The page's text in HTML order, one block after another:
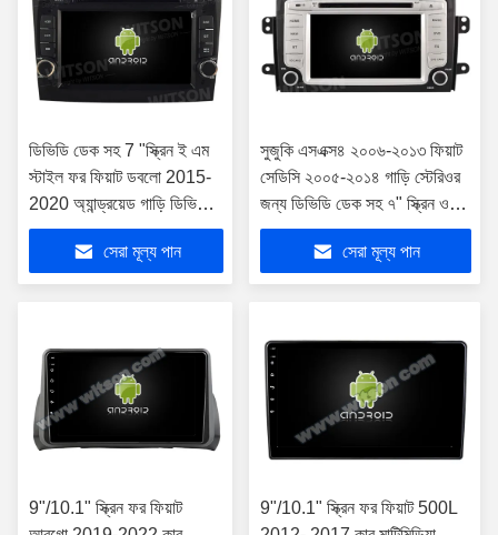
ডিভিডি ডেক সহ 7 "স্ক্রিন ই এম
স্টাইল ফর ফিয়াট ডবলো 2015-
2020 অ্যান্ড্রয়েড গাড়ি ডিভিডি
জিপিএস মাল্টিমিডিয়া স্টেরিও
সেরা মূল্য পান
সুজুকি এসএক্স৪ ২০০৬-২০১৩ ফিয়াট
সেডিসি ২০০৫-২০১৪ গাড়ি স্টেরিওর
জন্য ডিভিডি ডেক সহ ৭" স্ক্রিন ওএম
স্টাইল
সেরা মূল্য পান
9"/10.1" স্ক্রিন ফর ফিয়াট
9"/10.1" স্ক্রিন ফর ফিয়াট 500L